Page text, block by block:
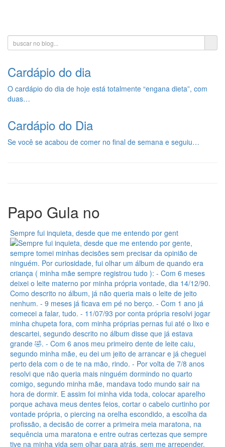
Cardápio do dia
O cardápio do dia de hoje está totalmente “engana dieta”, com
duas…
Cardápio do Dia
Se você se acabou de comer no final de semana e seguiu…
Papo Gula no
Sempre fui inquieta, desde que me entendo por gent